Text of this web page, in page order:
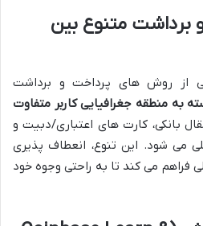
متنوع بین
از روش های پرداخت و برداشت
به منطقه جغرافیایی کاربر متفاوت
بانکی، کارت های اعتباری/دبیت و
می شود. این تنوع، انعطاف پذیری
فراهم می کند تا به راحتی وجوه خود